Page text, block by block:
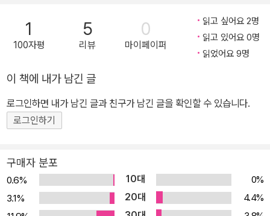
이다. 포르톨라노는 문명에서 벗어나 살기로 결심하고 월든 호숫가
숲속에 정착해 통나무집을 짓고 자연과 함께하는 ‘단순한 삶’을 실천
했던 헨리 데이비드 소로에게 깊은 영감을 받아 21세기의 ‘소로’를 찾
보통 사람들과 다른 삶을 사는 ‘비정형적인 사람들’을 만나 이야기를
듣고 사진을 찍었다. 큰 판형에 시원스레 담긴 매혹적인 사진들과 스
스로 택한 자연 속의 삶을 한없이 긍정하는 이들이 들려주는 이야기
가 조화롭게 어우러진 『노 시그널』. ‘노래하는 음유시인’이라 불리며
가수 루시드 폴이 추천사에서 정의했듯 『노 시그널』은 ‘포르톨라노가
남긴 빛의 기록’이자 ‘그가 만난 낯설고도 아름다운 이들을 향한 송
가’다. 온갖 ‘신호’가 범람하는 도시를 떠나 어떤 ‘신호’도 방해할 수
1
100자평
5
리뷰
0
마이페이퍼
읽고 싶어요 2명
읽고 있어요 0명
읽었어요 9명
이 책에 내가 남긴 글
로그인하면 내가 남긴 글과 친구가 남긴 글을 확인할 수 있습니다.
로그인하기
구매자 분포
0.6% 10대
0%
3.1%
20대
4.4%